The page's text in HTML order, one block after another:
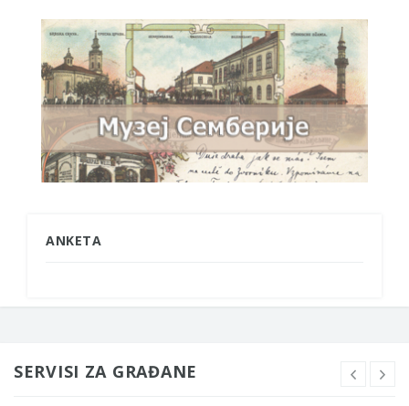
ANKETA
SERVISI ZA GRAĐANE